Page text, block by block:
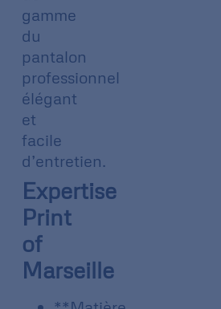
gamme
du
pantalon
professionnel
élégant
et
facile
d’entretien.
Expertise
Print
of
Marseille